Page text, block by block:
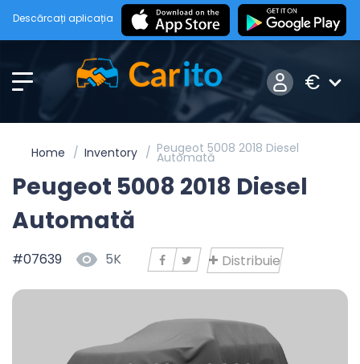
Descărcați aplicația
€
Home Inventory Peugeot 5008 2018 Diesel
Automată
Peugeot 5008 2018 Diesel
Automată
#07639 5K Distribuie